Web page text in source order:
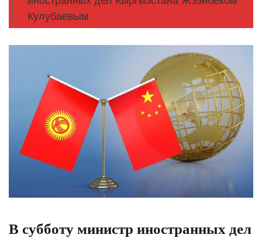
Кулубаевым
В субботу министр иностранных дел